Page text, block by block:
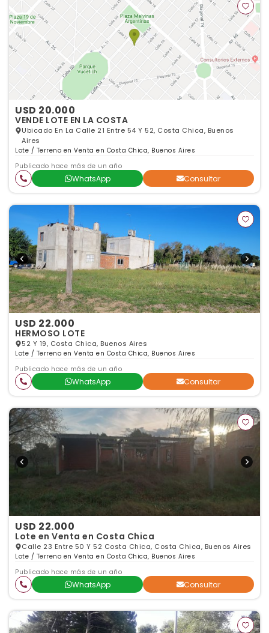
USD 20.000
VENDE LOTE EN LA COSTA
Ubicado En La Calle 21 Entre 54 Y 52, Costa Chica, Buenos
Aires
Lote / Terreno en Venta en Costa Chica, Buenos Aires
Publicado hace más de un año
WhatsApp Consultar
USD 22.000
HERMOSO LOTE
52 Y 19, Costa Chica, Buenos Aires
Lote / Terreno en Venta en Costa Chica, Buenos Aires
Publicado hace más de un año
WhatsApp Consultar
USD 22.000
Lote en Venta en Costa Chica
Calle 23 Entre 50 Y 52 Costa Chica, Costa Chica, Buenos Aires
Lote / Terreno en Venta en Costa Chica, Buenos Aires
Publicado hace más de un año
WhatsApp Consultar